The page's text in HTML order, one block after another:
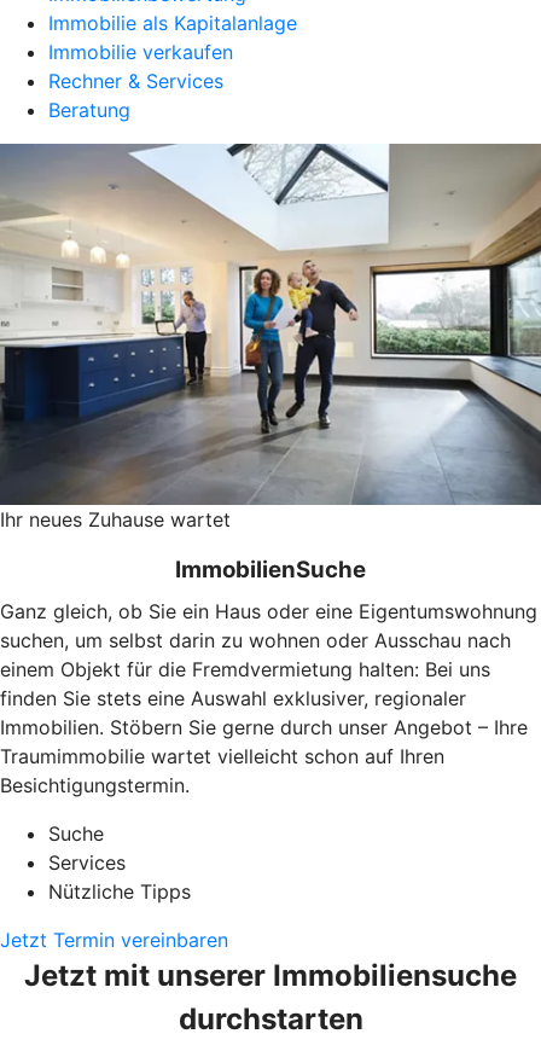
Immobilie als Kapitalanlage
Immobilie verkaufen
Rechner & Services
Beratung
Ihr neues Zuhause wartet
ImmobilienSuche
Ganz gleich, ob Sie ein Haus oder eine Eigentumswohnung
suchen, um selbst darin zu wohnen oder Ausschau nach
einem Objekt für die Fremdvermietung halten: Bei uns
finden Sie stets eine Auswahl exklusiver, regionaler
Immobilien. Stöbern Sie gerne durch unser Angebot – Ihre
Traumimmobilie wartet vielleicht schon auf Ihren
Besichtigungstermin.
Suche
Services
Nützliche Tipps
Jetzt Termin vereinbaren
Jetzt mit unserer Immobiliensuche
durchstarten